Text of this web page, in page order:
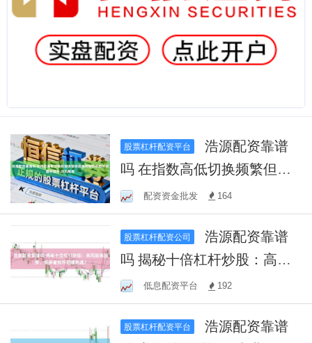
股票杠杆配资平台
浩源配资靠谱
吗 在指数高低切换频繁但整
体趋势模糊的阶段的盘面环
境中,对风险敞
配资资金批发 164
股票杠杆配资公司
浩源配资靠谱
吗 揭秘十倍杠杆炒股：高风
险高回报，投资者如何把握
机遇？
低息配资平台 192
股票杠杆配资平台
浩源配资靠谱